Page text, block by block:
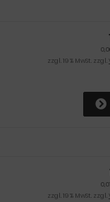
zzgl. 19 % MwSt. zzgl.
zzgl. 19 % MwSt. zzgl.